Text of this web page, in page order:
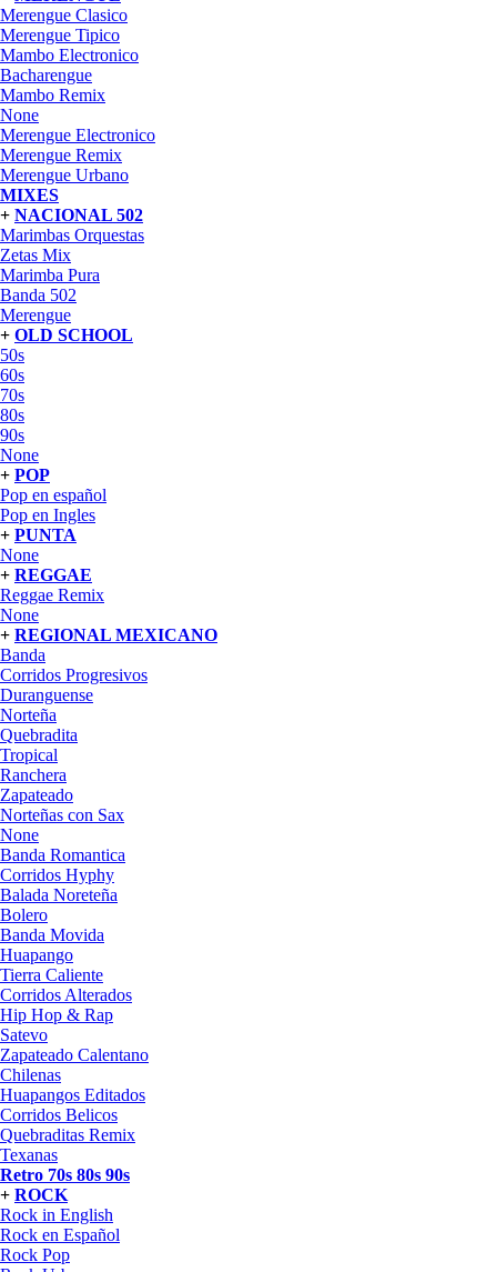
Merengue Clasico
Merengue Tipico
Mambo Electronico
Bacharengue
Mambo Remix
None
Merengue Electronico
Merengue Remix
Merengue Urbano
MIXES
+ NACIONAL 502
Marimbas Orquestas
Zetas Mix
Marimba Pura
Banda 502
Merengue
+ OLD SCHOOL
50s
60s
70s
80s
90s
None
+ POP
Pop en español
Pop en Ingles
+ PUNTA
None
+ REGGAE
Reggae Remix
None
+ REGIONAL MEXICANO
Banda
Corridos Progresivos
Duranguense
Norteña
Quebradita
Tropical
Ranchera
Zapateado
Norteñas con Sax
None
Banda Romantica
Corridos Hyphy
Balada Noreteña
Bolero
Banda Movida
Huapango
Tierra Caliente
Corridos Alterados
Hip Hop & Rap
Satevo
Zapateado Calentano
Chilenas
Huapangos Editados
Corridos Belicos
Quebraditas Remix
Texanas
Retro 70s 80s 90s
+ ROCK
Rock in English
Rock en Español
Rock Pop